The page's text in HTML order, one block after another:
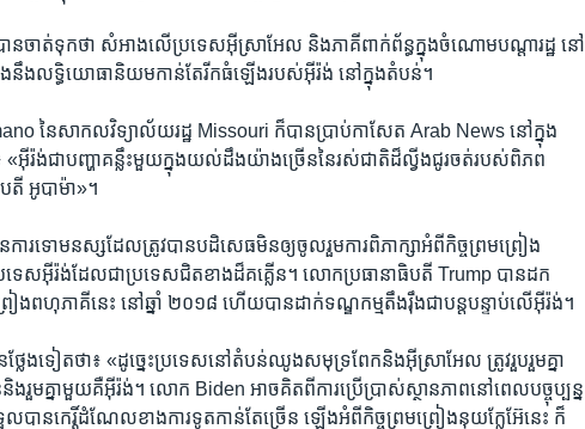
ាន​ចាត់​ទុក​ថា ​សំអាង​លើ​ប្រទេស​អ៊ីស្រាអែល ​និង​ភាគីពាក់ព័ន្ធ​ក្នុង​ចំណោម​បណ្តា​រដ្ឋ​ នៅ​
ង​លទ្ធិ​យោធា​និយម​កាន់តែ​រីក​ធំឡើង​របស់​អ៊ីរ៉ង់ ​នៅ​ក្នុង​តំបន់។​
នៃ​សាកល​វិទ្យាល័យ​រដ្ឋ Missouri​ ក៏​បាន​ប្រាប់​កាសែត Arab News ​នៅ​ក្នុង​
«អ៊ីរ៉ង់​ជា​បញ្ហា​គន្លឹះ​មួយ​ក្នុង​យល់​ដឹង​យ៉ាង​ច្រើន​នៃ​រស់ជាតិ​ដ៏ល្វីង​ជូរចត់​របស់​ពិភព​
បតី​ អូបាម៉ា»។​
ការ​ទោមនស្ស​ដែល​ត្រូវ​បាន​បដិសេធ​មិន​ឲ្យ​ចូលរួម​ការ​ពិភាក្សា​អំពី​កិច្ចព្រមព្រៀង​
រទេស​អ៊ីរ៉ង់​ដែល​ជា​ប្រទេស​ជិត​ខាង​ដ៏​គគ្លើន។ លោក​ប្រធានាធិបតី ​Trump​ បាន​ដក​
ៀង​ពហុភាគី​នេះ​ នៅ​ឆ្នាំ​ ២០១៨​ ហើយ​បាន​ដាក់​ទណ្ឌកម្ម​តឹងរ៉ឹង​ជាបន្ត​បន្ទាប់​លើអ៊ីរ៉ង់។
ែង​ទៀត​ថា៖​ «ដូច្នេះ​ប្រទេស​នៅ​តំបន់​ឈូង​សមុទ្រ​ពែក​និង​អ៊ីស្រាអែល​ ត្រូវ​រួប​រួម​គ្នា
រួម​គ្នា​មួយ​គឺ​អ៊ីរ៉ង់។​ លោក ​Biden​ អាច​គិត​ពី​ការ​ប្រើ​ប្រាស់​ស្ថានភាព​នៅ​ពេល​បច្ចុប្បន្ន​
បាន​កេរ្តិ៍​ដំណែល​ខាង​ការទូត​កាន់តែ​ច្រើន ឡើង​អំពី​កិច្ចព្រមព្រៀង​នុយក្លែអ៊ែ​នេះ​ ក៏